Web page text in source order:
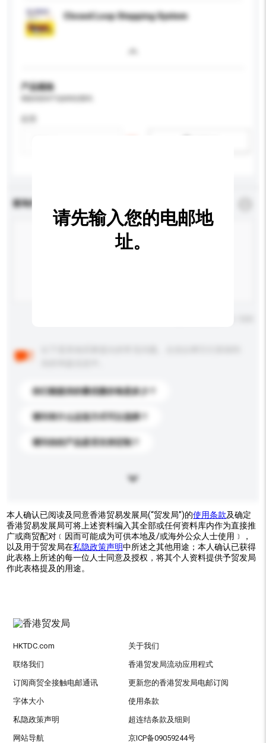
Closed Loop Stepping System
产品规格
查询内容
你们能提供的最优惠价格是多少？
请问有什么运送方式可以选择？
请问你的产品是否支持定制？
请先输入您的电邮地
址。
本人确认已阅读及同意香港贸易发展局(“贸发局”)的使用条款及确定
香港贸易发展局可将上述资料编入其全部或任何资料库内作为直接推
广或商贸配对﹝因而可能成为可供本地及/或海外公众人士使用﹞，
以及用于贸发局在私隐政策声明中所述之其他用途；本人确认已获得
此表格上所述的每一位人士同意及授权，将其个人资料提供予贸发局
作此表格提及的用途。
HKTDC.com 关于我们
联络我们 香港贸发局流动应用程式
订阅商贸全接触电邮通讯 更新您的香港贸发局电邮订阅
字体大小 使用条款
私隐政策声明 超连结条款及细则
网站导航 京ICP备09059244号